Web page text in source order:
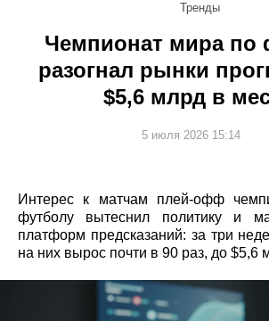
Тренды
Чемпионат мира по
разогнал рынки
$5,6 млрд в
5 июля 2026 15:14
Интерес к матчам плей-офф
футболу вытеснил политику и
платформ предсказаний: за три
на них вырос почти в 90 раз, до $5,6